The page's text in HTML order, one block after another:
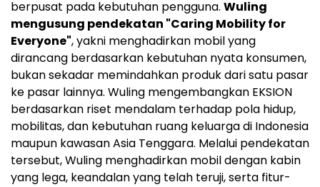
berpusat pada kebutuhan pengguna. Wuling
mengusung pendekatan "Caring Mobility for
Everyone", yakni menghadirkan mobil yang
dirancang berdasarkan kebutuhan nyata konsumen,
bukan sekadar memindahkan produk dari satu pasar
ke pasar lainnya. Wuling mengembangkan EKSION
berdasarkan riset mendalam terhadap pola hidup,
mobilitas, dan kebutuhan ruang keluarga di Indonesia
maupun kawasan Asia Tenggara. Melalui pendekatan
tersebut, Wuling menghadirkan mobil dengan kabin
yang lega, keandalan yang telah teruji, serta fitur-